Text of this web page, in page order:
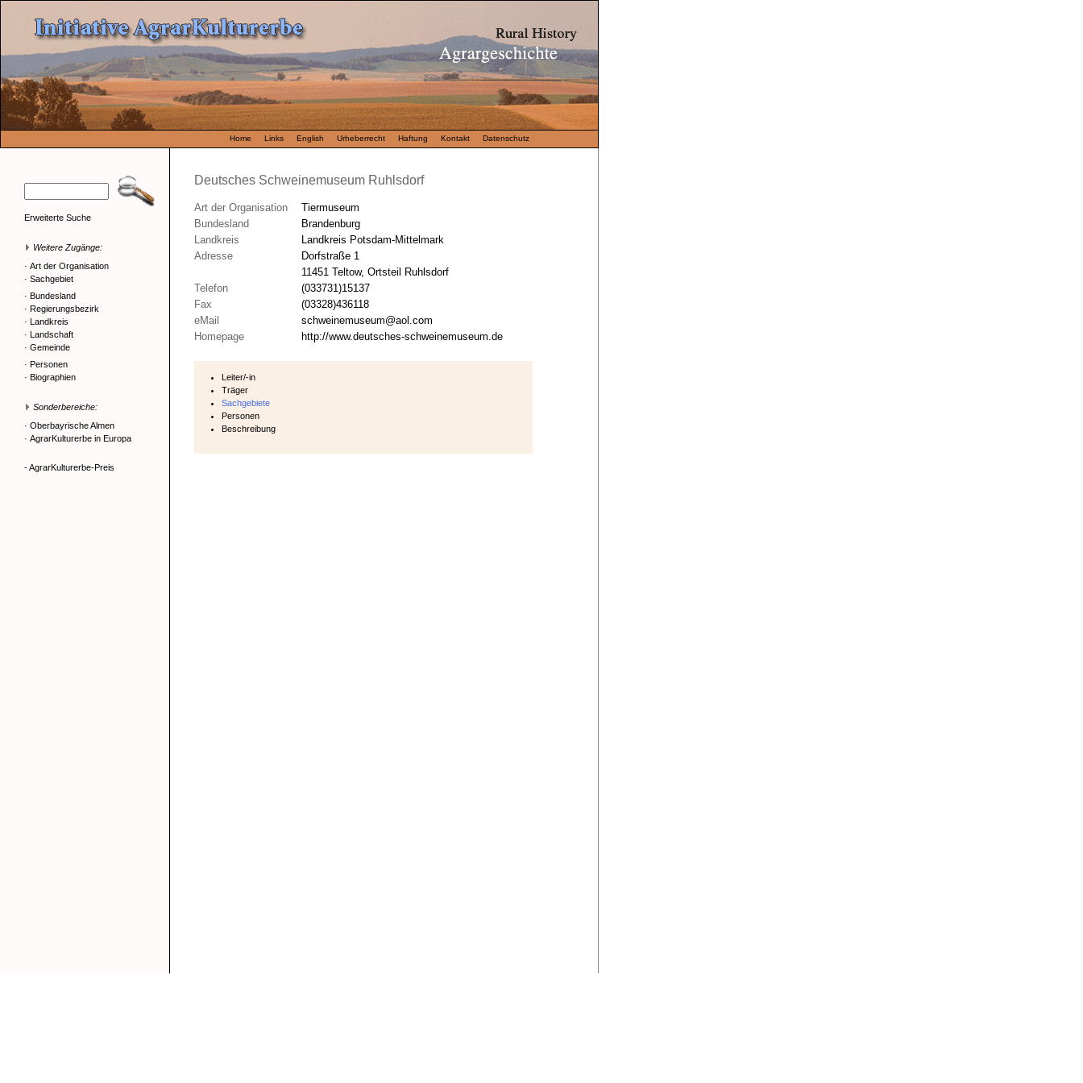
Home Links English Urheberrecht Haftung Kontakt Datenschutz
Erweiterte Suche
Weitere Zugänge:
· Art der Organisation
· Sachgebiet
· Bundesland
· Regierungsbezirk
· Landkreis
· Landschaft
· Gemeinde
· Personen
· Biographien
Sonderbereiche:
· Oberbayrische Almen
· AgrarKulturerbe in Europa
- AgrarKulturerbe-Preis
Deutsches Schweinemuseum Ruhlsdorf
Art der Organisation
Tiermuseum
Bundesland
Brandenburg
Landkreis
Landkreis Potsdam-Mittelmark
Adresse
Dorfstraße 1
11451 Teltow, Ortsteil Ruhlsdorf
Telefon
(033731)15137
Fax
(03328)436118
eMail
schweinemuseum@aol.com
Homepage
http://www.deutsches-schweinemuseum.de
Leiter/-in
Träger
Sachgebiete
Personen
Beschreibung